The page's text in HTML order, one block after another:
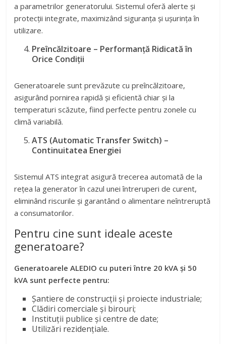
a parametrilor generatorului. Sistemul oferă alerte și
protecții integrate, maximizând siguranța și ușurința în
utilizare.
Preîncălzitoare – Performanță Ridicată în
Orice Condiții
Generatoarele sunt prevăzute cu preîncălzitoare,
asigurând pornirea rapidă și eficientă chiar și la
temperaturi scăzute, fiind perfecte pentru zonele cu
climă variabilă.
ATS (Automatic Transfer Switch) –
Continuitatea Energiei
Sistemul ATS integrat asigură trecerea automată de la
rețea la generator în cazul unei întreruperi de curent,
eliminând riscurile și garantând o alimentare neîntreruptă
a consumatorilor.
Pentru cine sunt ideale aceste
generatoare?
Generatoarele ALEDIO cu puteri între 20 kVA și 50
kVA sunt perfecte pentru:
Șantiere de construcții și proiecte industriale;
Clădiri comerciale și birouri;
Instituții publice și centre de date;
Utilizări rezidențiale.